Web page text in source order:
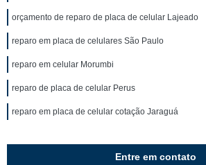
orçamento de reparo de placa de celular Lajeado
reparo em placa de celulares São Paulo
reparo em celular Morumbi
reparo de placa de celular Perus
reparo em placa de celular cotação Jaraguá
Entre em contato